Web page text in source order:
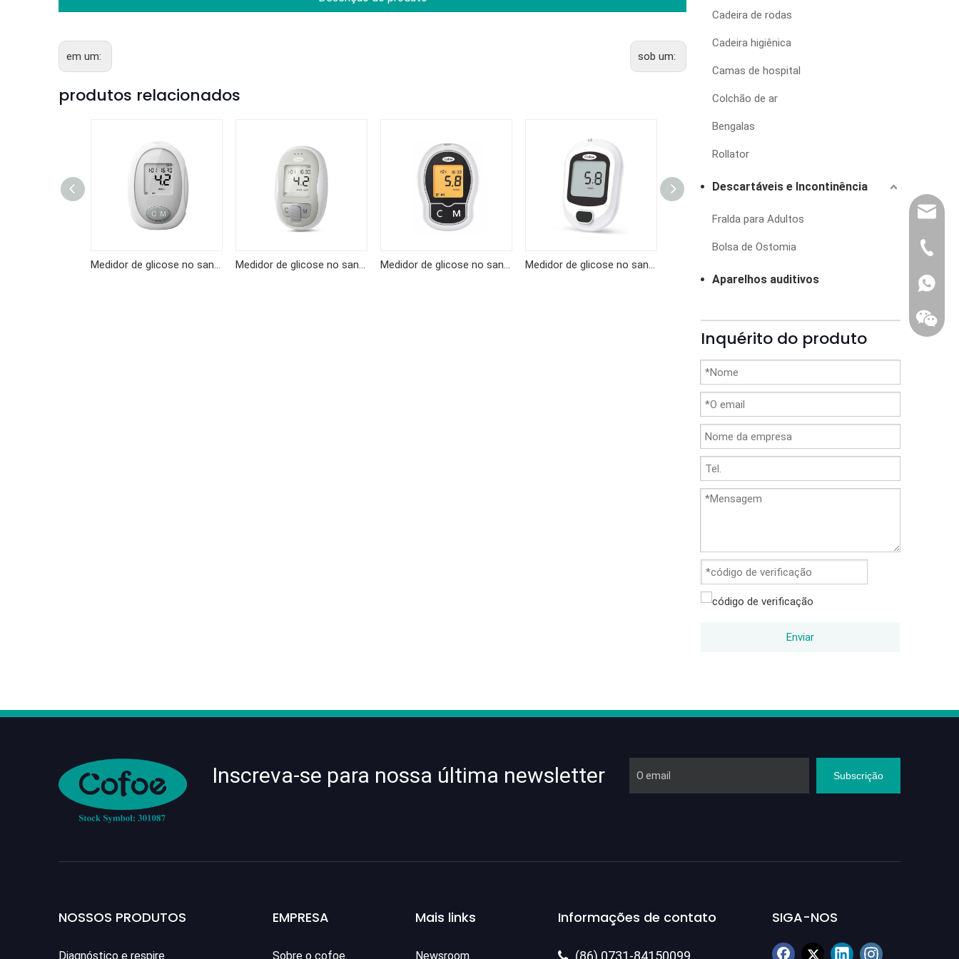
em um: sob um:
produtos relacionados
Medidor de glicose no sangue KF-B10 Medidor de glicose no sangue KF-B06 Medidor de glicose no sangue KF-A04 Medidor de glicose no sangue KF-B02
Cadeira de rodas
Cadeira higiênica
Camas de hospital
Colchão de ar
Bengalas
Rollator
Descartáveis e Incontinência
Fralda para Adultos
Bolsa de Ostomia
Aparelhos auditivos
Inquérito do produto
Enviar
Inscreva-se para nossa última newsletter Subscrição
NOSSOS PRODUTOS
Diagnóstico e respire
EMPRESA
Sobre o cofoe.
Mais links
Newsroom
Informações de contato
 (86) 0731-84150099
SIGA-NOS
(86)
86-